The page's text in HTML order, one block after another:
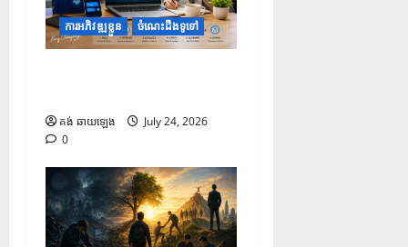
ការអភិវឌ្ឍខ្លួន ចំណេះដឹងទូទៅ
គង់ ឆាយឡេង
July 24, 2026
0